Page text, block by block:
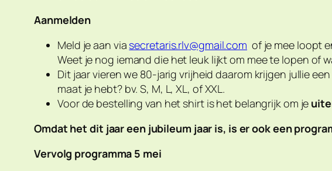
Aanmelden
Meld je aan via secretaris.rlv@gmail.com of je mee loopt
Weet je nog iemand die het leuk lijkt om mee te lopen of
Dit jaar vieren we 80-jarig vrijheid daarom krijgen jullie
maat je hebt? bv. S, M, L, XL, of XXL.
Voor de bestelling van het shirt is het belangrijk om je
Omdat het dit jaar een jubileum jaar is, is er ook een
Vervolg programma 5 mei